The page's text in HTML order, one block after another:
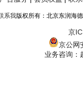
版权所有：北京东润海
京
京公网
业务咨询：